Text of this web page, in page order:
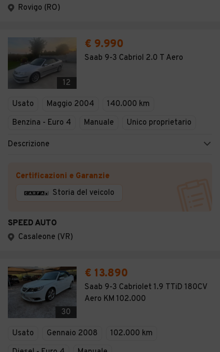
Rovigo (RO)
12
€ 9.990
Saab 9-3 Cabriol 2.0 T Aero
Usato Maggio 2004
140.000 km
Benzina - Euro 4
Manuale Unico proprietario
Descrizione
Certificazioni e Garanzie
Storia del veicolo
SPEED AUTO
Casaleone (VR)
30
€ 13.890
Saab 9-3 Cabriolet 1.9 TTiD 180CV
Aero KM 102.000
Usato Gennaio 2008
102.000 km